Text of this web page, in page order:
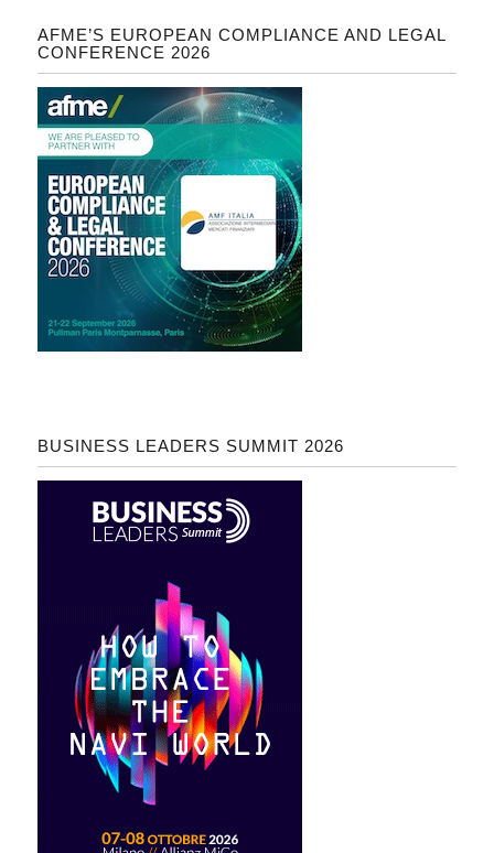
AFME’S EUROPEAN COMPLIANCE AND LEGAL
CONFERENCE 2026
BUSINESS LEADERS SUMMIT 2026